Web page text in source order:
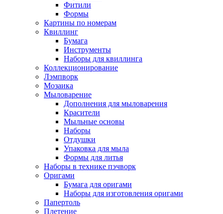
Фитили
Формы
Картины по номерам
Квиллинг
Бумага
Инструменты
Наборы для квиллинга
Коллекционирование
Лэмпворк
Мозаика
Мыловарение
Дополнения для мыловарения
Красители
Мыльные основы
Наборы
Отдушки
Упаковка для мыла
Формы для литья
Наборы в технике пэчворк
Оригами
Бумага для оригами
Наборы для изготовления оригами
Папертоль
Плетение